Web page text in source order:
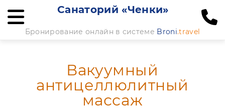
Санаторий «Ченки»
Бронирование онлайн в системе Broni.travel
Вакуумный
антицеллюлитный
массаж